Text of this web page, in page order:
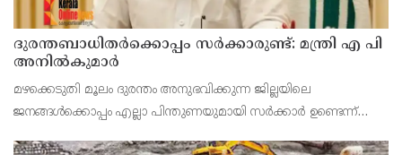
ദുരന്തബാധിതര്‍ക്കൊപ്പം സര്‍ക്കാരുണ്ട്: മന്ത്രി എ പി
അനില്‍കുമാര്‍
മഴക്കെടുതി മൂലം ദുരന്തം അനുഭവിക്കുന്ന ജില്ലയിലെ
ജനങ്ങള്‍ക്കൊപ്പം എല്ലാ പിന്തുണയുമായി സര്‍ക്കാര്‍ ഉണ്ടെന്ന്